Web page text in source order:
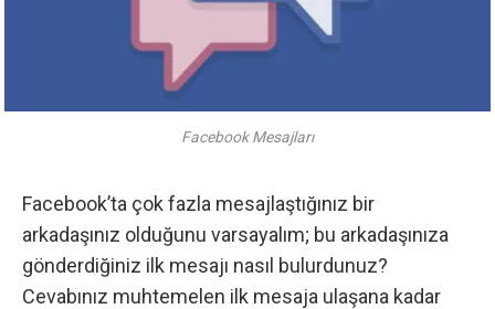
Facebook Mesajları
Facebook’ta çok fazla mesajlaştığınız bir
arkadaşınız olduğunu varsayalım; bu arkadaşınıza
gönderdiğiniz ilk mesajı nasıl bulurdunuz?
Cevabınız muhtemelen ilk mesaja ulaşana kadar